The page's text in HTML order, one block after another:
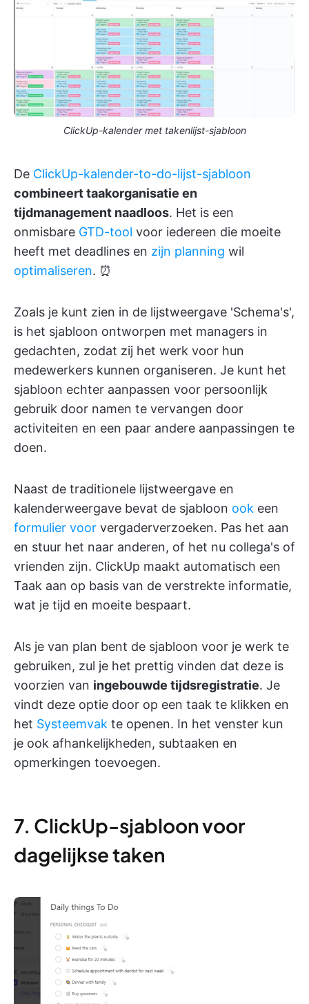
ClickUp-kalender met takenlijst-sjabloon
De ClickUp-kalender-to-do-lijst-sjabloon
combineert taakorganisatie en
tijdmanagement naadloos. Het is een
onmisbare GTD-tool voor iedereen die moeite
heeft met deadlines en zijn planning wil
optimaliseren. ⏰
Zoals je kunt zien in de lijstweergave 'Schema's',
is het sjabloon ontworpen met managers in
gedachten, zodat zij het werk voor hun
medewerkers kunnen organiseren. Je kunt het
sjabloon echter aanpassen voor persoonlijk
gebruik door namen te vervangen door
activiteiten en een paar andere aanpassingen te
doen.
Naast de traditionele lijstweergave en
kalenderweergave bevat de sjabloon ook een
formulier voor vergaderverzoeken. Pas het aan
en stuur het naar anderen, of het nu collega's of
vrienden zijn. ClickUp maakt automatisch een
Taak aan op basis van de verstrekte informatie,
wat je tijd en moeite bespaart.
Als je van plan bent de sjabloon voor je werk te
gebruiken, zul je het prettig vinden dat deze is
voorzien van ingebouwde tijdsregistratie. Je
vindt deze optie door op een taak te klikken en
het Systeemvak te openen. In het venster kun
je ook afhankelijkheden, subtaaken en
opmerkingen toevoegen.
7. ClickUp-sjabloon voor
dagelijkse taken